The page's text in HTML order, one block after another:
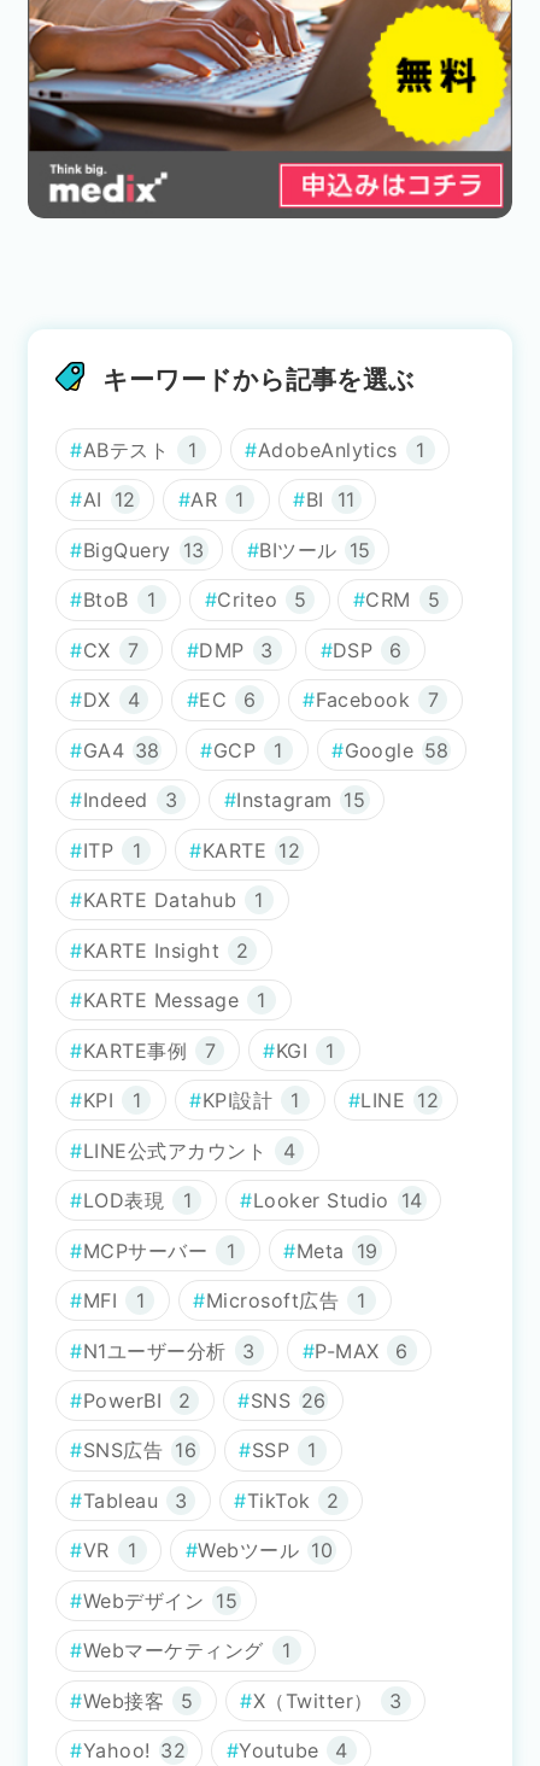
キーワードから記事を選ぶ
ABテスト 1 AdobeAnlytics 1
AI 12 AR 1 BI 11
BigQuery 13 BIツール 15
BtoB 1 Criteo 5 CRM 5
CX 7 DMP 3 DSP 6
DX 4 EC 6 Facebook 7
GA4 38 GCP 1 Google 58
Indeed 3 Instagram 15
ITP 1 KARTE 12
KARTE Datahub 1
KARTE Insight 2
KARTE Message 1
KARTE事例 7 KGI 1
KPI 1 KPI設計 1 LINE 12
LINE公式アカウント 4
LOD表現 1 Looker Studio 14
MCPサーバー 1 Meta 19
MFI 1 Microsoft広告 1
N1ユーザー分析 3 P-MAX 6
PowerBI 2 SNS 26
SNS広告 16 SSP 1
Tableau 3 TikTok 2
VR 1 Webツール 10
Webデザイン 15
Webマーケティング 1
Web接客 5 X（Twitter） 3
Yahoo! 32 Youtube 4